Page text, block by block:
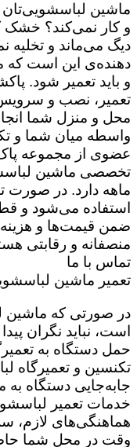
ماشین
و کار نمی‌کند؟ خشک
دیگ می‌ماند و
دهنده‌ی این است که
و باید تعمیر شود.
تعمیر، نصب و
محل و منزل شما
واسطه میان شما و
عضوی از مجموعه
ماهه دارد. در
ضمن قیمت‌ها و
منصفانه و رقابتی
تماس با ما
تعمیر ماشین
در صورتی که
است،‌ نباید نگران
حمل دستگاه به
تکنسین و تعمیرگاه
جابه‌جایی دستگاه
خدمات تعمیر
هماهنگی‌های لازم،
وقت در محل شما